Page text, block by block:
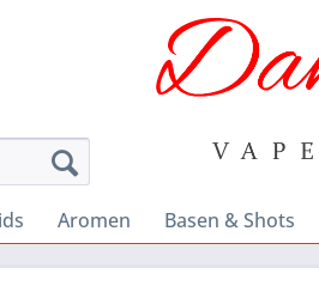
Aromen Basen & Shots